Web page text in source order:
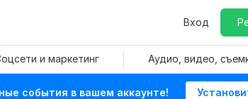
Вход
и маркетинг Аудио, видео,
события в вашем аккаунте!